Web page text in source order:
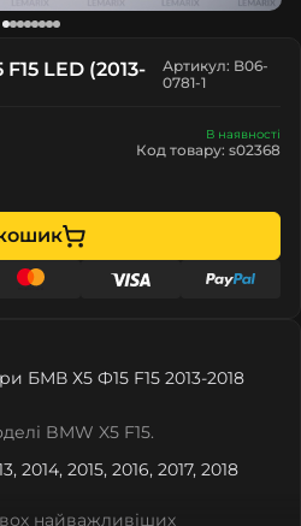
LED (2013-
Артикул: B06-
0781-1
В наявності
Код товару: s02368
БМВ Х5 Ф15 F15 2013-2018
BMW X5 F15.
2014, 2015, 2016, 2017, 2018
найважливіших